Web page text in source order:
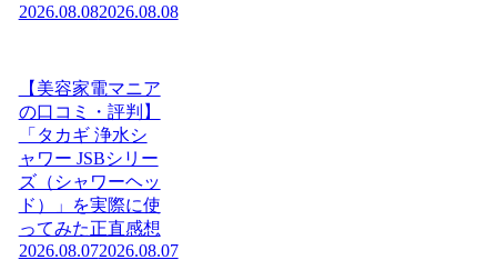
2026.08.082026.08.08
【美容家電マニア
の口コミ・評判】
「タカギ 浄水シ
ャワー JSBシリー
ズ（シャワーヘッ
ド）」を実際に使
ってみた正直感想
2026.08.072026.08.07